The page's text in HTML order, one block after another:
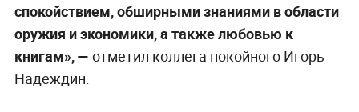
спокойствием, обширными знаниями в области
оружия и экономики, а также любовью к
книгам», — отметил коллега покойного Игорь
Надеждин.